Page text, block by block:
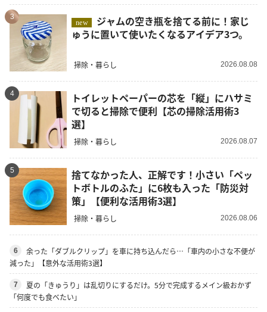
3
new
ゅうに置いて使いたくなるアイデア3つ。
掃除・暮らし 2026.08.08
4
トイレットペーパーの芯を「縦」にハサミ
で切ると掃除で便利【芯の掃除活用術3
選】
掃除・暮らし 2026.08.07
5
捨てなかった人、正解です！小さい「ペッ
トボトルのふた」に6枚も入った「防災対
策」【便利な活用術3選】
掃除・暮らし 2026.08.06
6
余った「ダブルクリップ」を車に持ち込んだら…「車内の小さな不便が
減った」【意外な活用術3選】
7
夏の「きゅうり」は乱切りにするだけ。5分で完成するメイン級おかず
「何度でも食べたい」